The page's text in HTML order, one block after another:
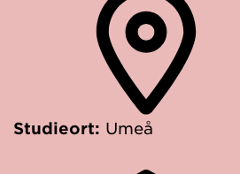
Studieort: Umeå